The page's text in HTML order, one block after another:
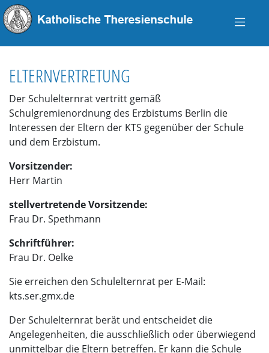
ELTERNVERTRETUNG
Der Schulelternrat vertritt gemäß
Schulgremienordnung des Erzbistums Berlin die
Interessen der Eltern der KTS gegenüber der Schule
und dem Erzbistum.
Vorsitzender:
Herr Martin
stellvertretende Vorsitzende:
Frau Dr. Spethmann
Schriftführer:
Frau Dr. Oelke
Sie erreichen den Schulelternrat per E-Mail:
kts.ser.gmx.de
Der Schulelternrat berät und entscheidet die
Angelegenheiten, die ausschließlich oder überwiegend
unmittelbar die Eltern betreffen. Er kann die Schule